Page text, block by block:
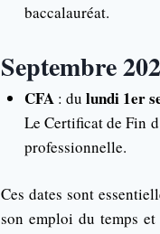
baccalauréat.
Septembre
CFA: du lundi 1er
Le Certificat de Fin
professionnelle.
Ces dates sont
son emploi du temps et